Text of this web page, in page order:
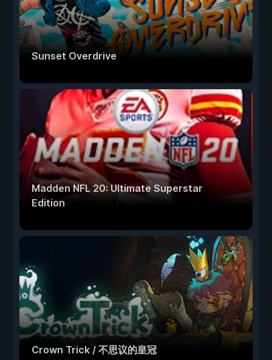
Sunset Overdrive
Madden NFL 20: Ultimate Superstar
Edition
Crown Trick / 不思议的皇冠